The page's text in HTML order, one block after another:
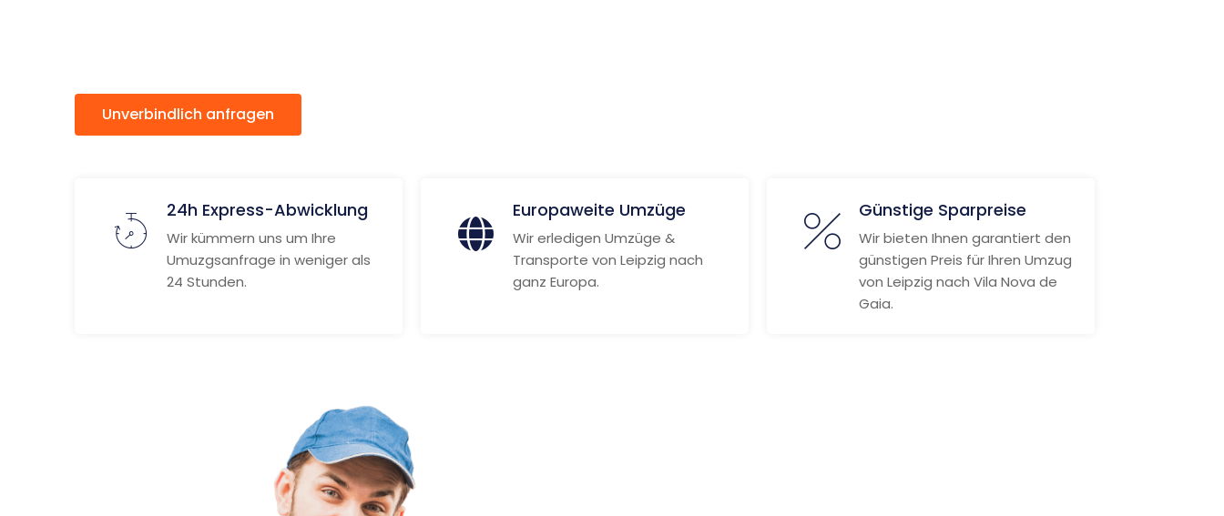
Unverbindlich anfragen
24h Express-Abwicklung
Wir kümmern uns um Ihre
Umuzgsanfrage in weniger als
24 Stunden.
Europaweite Umzüge
Wir erledigen Umzüge &
Transporte von Leipzig nach
ganz Europa.
Günstige Sparpreise
Wir bieten Ihnen garantiert den
günstigen Preis für Ihren Umzug
von Leipzig nach Vila Nova de
Gaia.